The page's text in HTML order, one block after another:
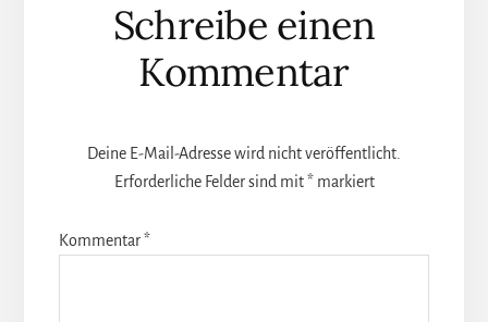
Interaktionen
Schreibe einen
Kommentar
Deine E-Mail-Adresse wird nicht veröffentlicht.
Erforderliche Felder sind mit*markiert
Kommentar*